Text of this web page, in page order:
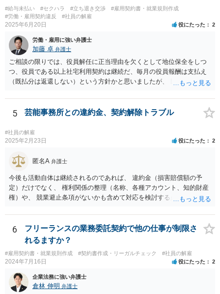
#給与未払い #セクハラ #立ち退き交渉
#雇用契約書・就業規則作成
#労働・雇用契約違反
#社員の解雇
2025年6月20日 役にたった 2
労働・雇用に強い弁護士
加藤 卓 弁護士
ご相談の限りでは、役員解任に正当理由を欠くとして地位保全をしつ
つ、役員である以上社宅利用契約は継続だ、毎月の役員報酬は支払え
（既払分は返還しない）という方針かと思いましたが、 既に訴訟を提
連絡を入れて具体的な相談をした方がよいと思いますよ。手元キャッ
シュのあるなしによって保全処分も必要になりそうです。 訴状の内
容、合同会社の定款とあなたの役員任期、社宅利用契約の内容（社宅
は合同会社所有か？賃貸？、使用料支払はゼロ？それとも一旦報酬と
して３０万円支給されてそこから払っている？）くらいがあれば、御
5 芸能事務所との違約金、契約解除トラブル
#社員の解雇
2025年2月23日 役にたった 2
匿名A 弁護士
今後も活動自体は継続されるのであれば、 違約金（損害賠償額の予
定）だけでなく、 権利関係の整理（名称、各種アカウント、知的財産
権）や、 競業避止条項がないかも含めて対応を検討する必要がありま
以上、 基本的には損害賠償額の予定は有効です。 相手方に債務の不履
行があるということであれば、 その部分を主張できるかを検討するこ
ととなります。
6
フリーランスの業務委託契約で他の仕事が制限さ
れるますか？
#雇用契約書・就業規則作成 #契約書作成・リーガルチェック #社員の解雇
2024年7月16日 役にたった 2
企業法務に強い弁護士
倉林 伸明 弁護士